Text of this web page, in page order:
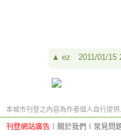
▲ ez 2011/01/15
本城市刊登之內容為作者個人自行提供
刊登網站廣告 關於我們 常見問